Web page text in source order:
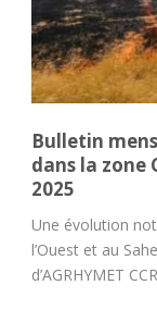
Bulletin
dans la zone
2025
Une évolution
l’Ouest et au
d’AGRHYMET